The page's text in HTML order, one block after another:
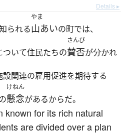
Details ▸
られる
やま
山あいの町では、
ついて住民たちの
さんぴ
賛否が分かれ
設関連の雇用促進を期待する
けねん
懸念があるからだ。
known for its rich natural
are divided over a plan